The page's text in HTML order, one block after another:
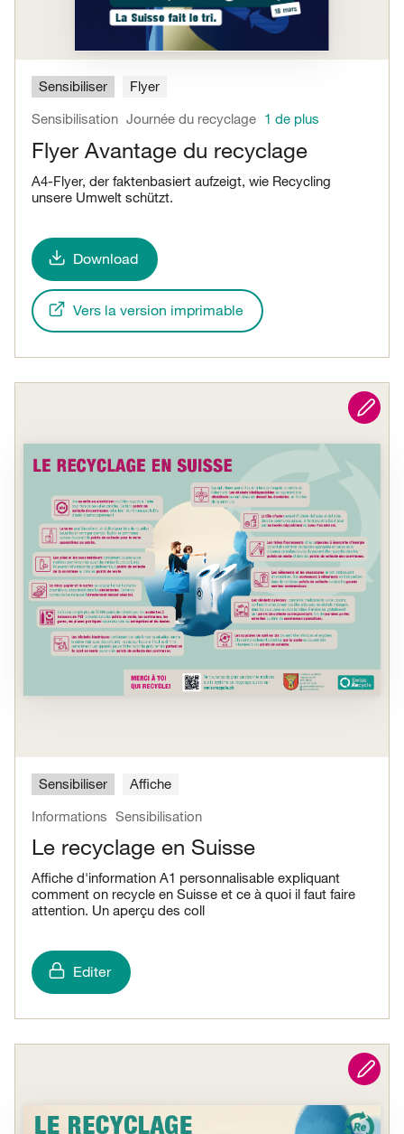
Sensibiliser
Flyer
Sensibilisation Journée du recyclage 1 de plus
Flyer Avantage du recyclage
A4-Flyer, der faktenbasiert aufzeigt, wie Recycling
unsere Umwelt schützt.
Download
Vers la version imprimable
Sensibiliser
Affiche
Informations Sensibilisation
Le recyclage en Suisse
Affiche d'information A1 personnalisable expliquant
comment on recycle en Suisse et ce à quoi il faut faire
attention. Un aperçu des coll
Editer